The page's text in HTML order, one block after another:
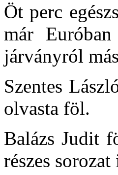
Öt perc
már
járványról
Szentes
olvasta föl.
Balázs Judit
részes